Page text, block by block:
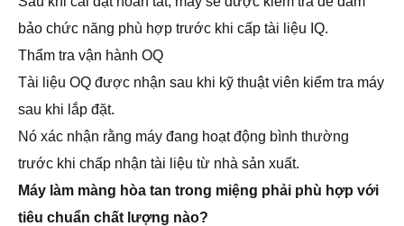
bảo chức năng phù hợp trước khi cấp tài liệu IQ.
Thẩm tra vận hành OQ
Tài liệu OQ được nhận sau khi kỹ thuật viên kiểm tra máy
sau khi lắp đặt.
Nó xác nhận rằng máy đang hoạt động bình thường
trước khi chấp nhận tài liệu từ nhà sản xuất.
Máy làm màng hòa tan trong miệng phải phù hợp với
tiêu chuẩn chất lượng nào?